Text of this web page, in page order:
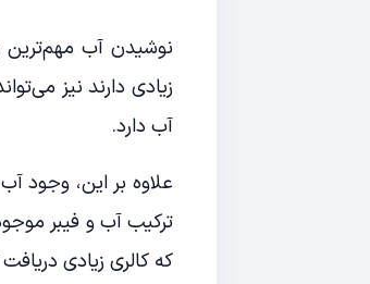
نوشیدن آب مهم‌ترین
آب دارد.
علاوه بر این، وجود
ترکیب آب و فیبر
که کالری زیادی